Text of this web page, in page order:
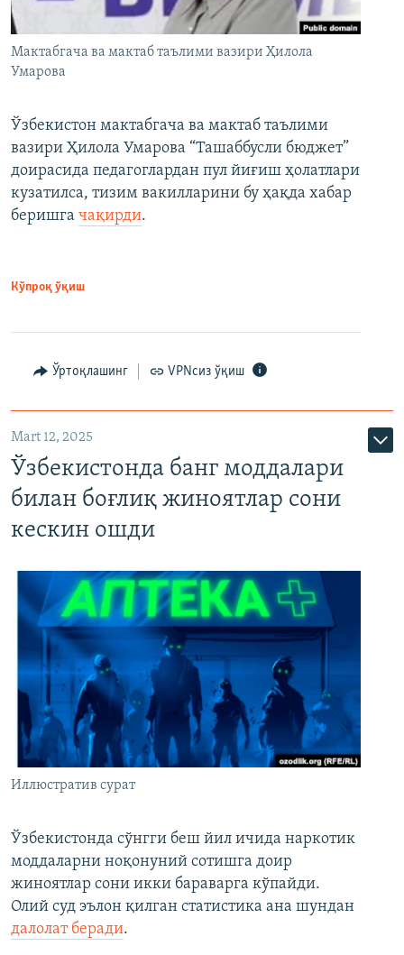
Мактабгача ва мактаб таълими вазири Ҳилола
Умарова
Ўзбекистон мактабгача ва мактаб таълими
вазири Ҳилола Умарова “Ташаббусли бюджет”
доирасида педагоглардан пул йиғиш ҳолатлари
кузатилса, тизим вакилларини бу ҳақда хабар
беришга чақирди.
Кўпроқ ўқиш
Ўртоқлашинг VPNсиз ўқиш
Mart 12, 2025
Ўзбекистонда банг моддалари
билан боғлиқ жиноятлар сони
кескин ошди
Иллюстратив сурат
Ўзбекистонда сўнгги беш йил ичида наркотик
моддаларни ноқонуний сотишга доир
жиноятлар сони икки бараварга кўпайди.
Олий суд эълон қилган статистика ана шундан
далолат беради.